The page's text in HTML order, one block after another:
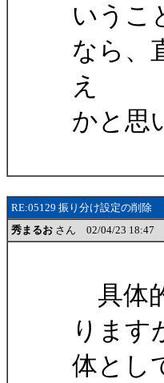
いうこ
なら、
え
かと思
RE:05129 振り分け設定の削除
秀まるお さん 02/04/23 18:47
具体
ります
体とし